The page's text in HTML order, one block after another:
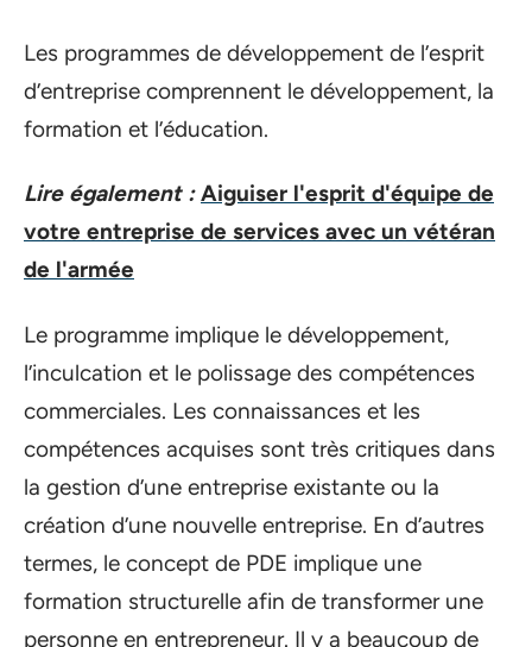
Les programmes de développement de l’esprit
d’entreprise comprennent le développement, la
formation et l’éducation.
Lire également : Aiguiser l'esprit d'équipe de
votre entreprise de services avec un vétéran
de l'armée
Le programme implique le développement,
l’inculcation et le polissage des compétences
commerciales. Les connaissances et les
compétences acquises sont très critiques dans
la gestion d’une entreprise existante ou la
création d’une nouvelle entreprise. En d’autres
termes, le concept de PDE implique une
formation structurelle afin de transformer une
personne en entrepreneur. Il y a beaucoup de